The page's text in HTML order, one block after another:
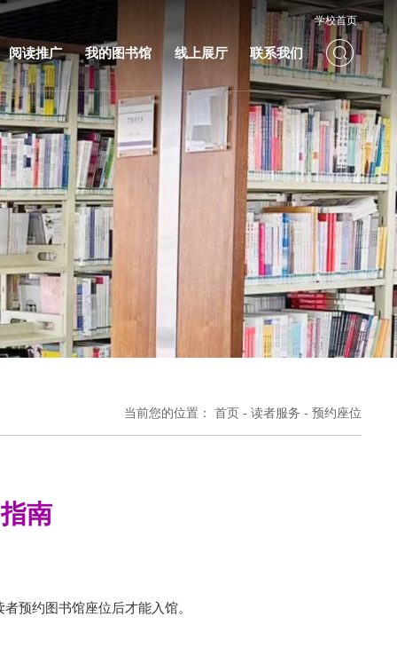
学校首页
阅读推广 我的图书馆 线上展厅 联系我们
当前您的位置： 首页- 读者服务 - 预约座位
南
预约图书馆座位后才能入馆。